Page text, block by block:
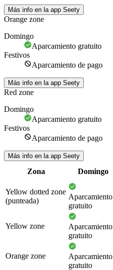
Más info en la app Seety
Orange zone
Domingo
Aparcamiento gratuito
Festivos
Aparcamiento de pago
Más info en la app Seety
Red zone
Domingo
Aparcamiento gratuito
Festivos
Aparcamiento de pago
Más info en la app Seety
Zona Domingo
Yellow dotted zone
(punteada)
Aparcamiento
gratuito
Yellow zone
Aparcamiento
gratuito
Orange zone
Aparcamiento
gratuito